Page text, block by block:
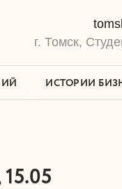
г. Томск,
ИСТОРИИ